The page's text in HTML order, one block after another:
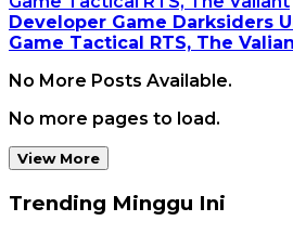
Developer Game Darksiders
Game Tactical RTS, The
No More Posts Available.
No more pages to load.
View More
Trending Minggu Ini